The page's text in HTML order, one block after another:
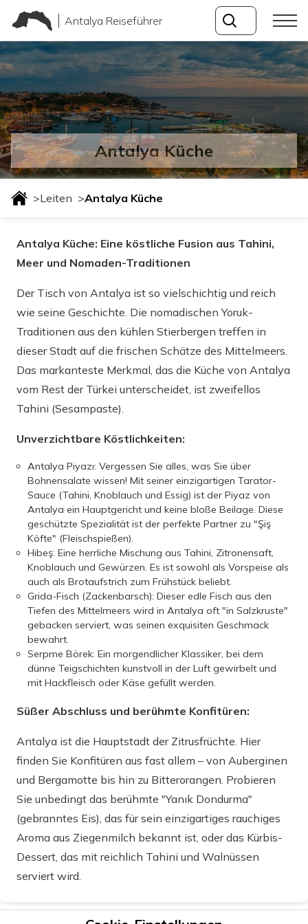
Antalya Reiseführer
Antalya Küche
>Leiten >Antalya Küche
Antalya Küche: Eine köstliche Fusion aus Tahini,
Meer und Nomaden-Traditionen
Der Tisch von Antalya ist so vielschichtig und reich
wie seine Geschichte. Die nomadischen Yoruk-
Traditionen aus den kühlen Stierbergen treffen in
dieser Stadt auf die frischen Schätze des Mittelmeers.
Das markanteste Merkmal, das die Küche von Antalya
vom Rest der Türkei unterscheidet, ist zweifellos
Tahini (Sesampaste).
Unverzichtbare Köstlichkeiten:
Antalya Piyazı: Vergessen Sie alles, was Sie über
Bohnensalate wissen! Mit seiner einzigartigen Tarator-
Sauce (Tahini, Knoblauch und Essig) ist der Piyaz von
Antalya ein Hauptgericht und keine bloße Beilage. Diese
geschützte Spezialität ist der perfekte Partner zu "Şiş
Köfte" (Fleischspießen).
Hibeş: Eine herrliche Mischung aus Tahini, Zitronensaft,
Knoblauch und Gewürzen. Es ist sowohl als Vorspeise als
auch als Brotaufstrich zum Frühstück beliebt.
Grida-Fisch (Zackenbarsch): Dieser edle Fisch aus den
Tiefen des Mittelmeers wird in Antalya oft "in Salzkruste"
gebacken serviert, was seinen exquisiten Geschmack
bewahrt.
Serpme Börek: Ein morgendlicher Klassiker, bei dem
dünne Teigschichten kunstvoll in der Luft gewirbelt und
mit Hackfleisch oder Käse gefüllt werden.
Süßer Abschluss und berühmte Konfitüren:
Antalya ist die Hauptstadt der Zitrusfrüchte. Hier
finden Sie Konfitüren aus fast allem – von Auberginen
und Bergamotte bis hin zu Bitterorangen. Probieren
Sie unbedingt das berühmte "Yanık Dondurma"
(gebranntes Eis), das für sein einzigartiges rauchiges
Aroma aus Ziegenmilch bekannt ist, oder das Kürbis-
Dessert, das mit reichlich Tahini und Walnüssen
serviert wird.